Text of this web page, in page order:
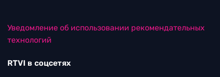
Уведомление об использовании рекомендательных
технологий
RTVI в соцсетях